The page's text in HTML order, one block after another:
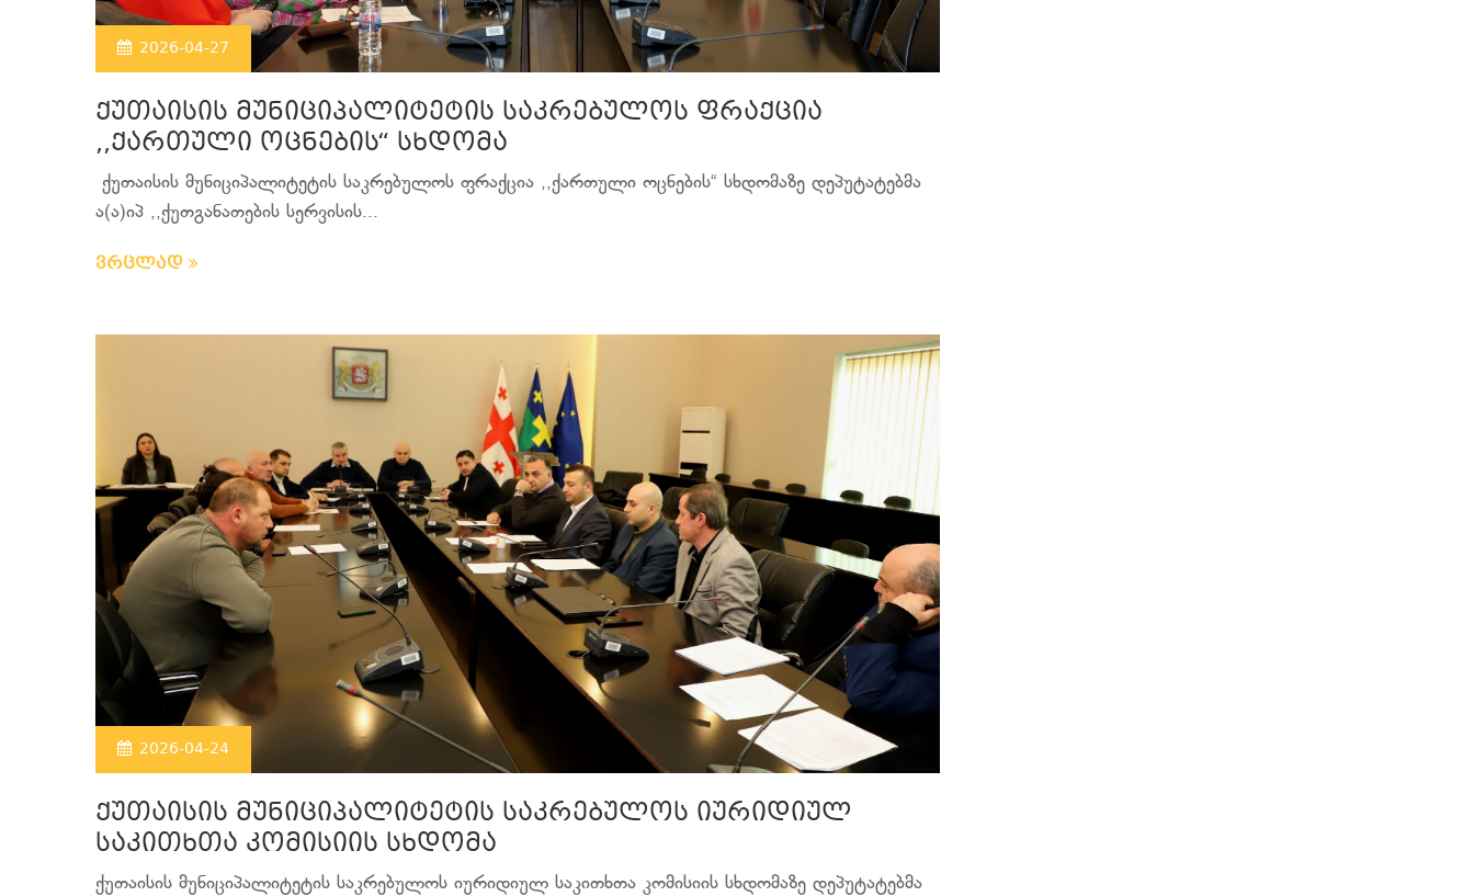
2026-04-27
ქუთაისის მუნიციპალიტეტის საკრებულოს ფრაქცია
,,ქართული ოცნების“ სხდომა
ქუთაისის მუნიციპალიტეტის საკრებულოს ფრაქცია ,,ქართული ოცნების“ სხდომაზე დეპუტატებმა
ა(ა)იპ ,,ქუთგანათების სერვისის...
ვრცლად
2026-04-24
ქუთაისის მუნიციპალიტეტის საკრებულოს იურიდიულ
საკითხთა კომისიის სხდომა
ქუთაისის მუნიციპალიტეტის საკრებულოს იურიდიულ საკითხთა კომისიის სხდომაზე დეპუტატებმა